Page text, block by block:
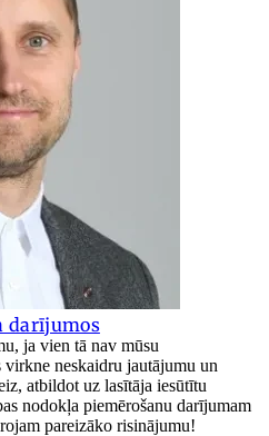
darījumos
ja vien tā nav mūsu
virkne neskaidru jautājumu un
atbildot uz lasītāja iesūtītu
nodokļa piemērošanu darījumam
pareizāko risinājumu!